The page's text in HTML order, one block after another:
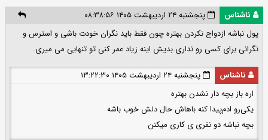
ناشناس
پنجشنبه ۲۴ اردیبهشت ۱۴۰۵ ۰۸:۳۸:۵۶
پول نباشه ازدواج نکردن بهتره چون فقط باید نگران خودت باشی و استرس و
نگرانی برای کسی رو نداری.بدیش اینه زیاد عمر کنی تو تنهایی می میری.
ناشناس
پنجشنبه ۲۴ اردیبهشت ۱۴۰۵ ۱۳:۲۲:۳۰
اره باز بچه دار نشدن بهتره
یکی‌رو ادم‌پیدا کنه باهاش حال دلش خوب باشه
بچه نباشه دو نفری ی کاری میکنن